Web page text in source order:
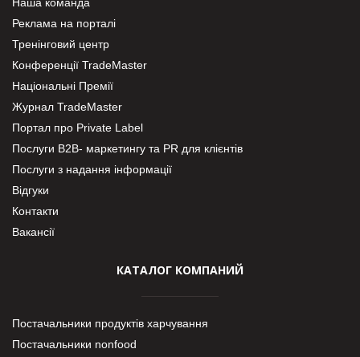
Реклама на порталі
Тренінговий центр
Конференції TradeMaster
Національні Премії
Журнал TradeMaster
Портал про Private Label
Послуги В2В- маркетингу та PR для клієнтів
Послуги з надання інформації
Відгуки
Контакти
Вакансії
КАТАЛОГ КОМПАНИЙ
Постачальники продуктів харчування
Постачальники nonfood